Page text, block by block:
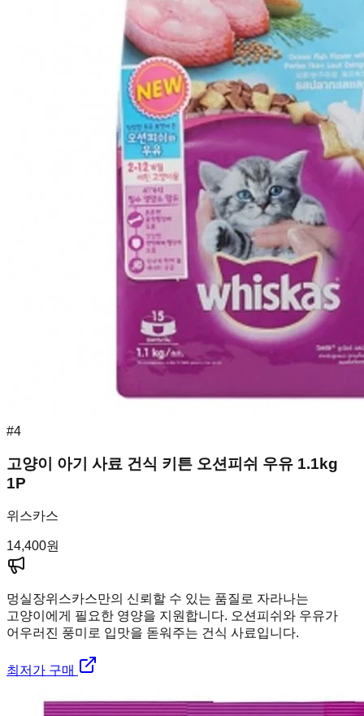
#4
고양이 아기 사료 건식 키튼 오션피쉬 우유 1.1kg
1P
위스카스
14,400원
멍실장위스카스만의 신뢰할 수 있는 품질로 자라나는
고양이에게 필요한 영양을 지원합니다. 오션피쉬와 우유가
어우러진 풍미로 입맛을 돋워주는 건식 사료입니다.
최저가 구매